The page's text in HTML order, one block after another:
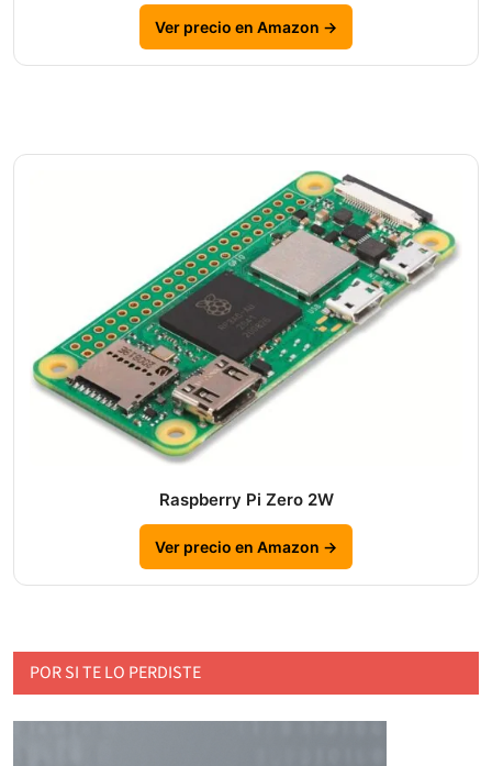
Ver precio en Amazon →
Raspberry Pi Zero 2W
Ver precio en Amazon →
POR SI TE LO PERDISTE